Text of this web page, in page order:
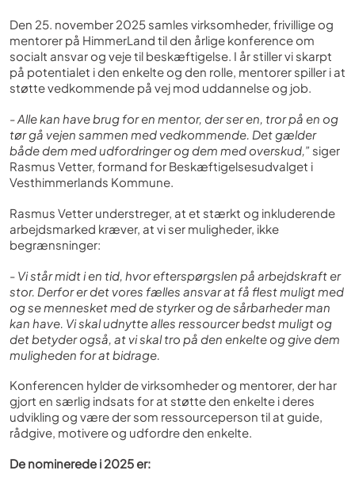
Den 25. november 2025 samles virksomheder, frivillige og
mentorer på HimmerLand til den årlige konference om
socialt ansvar og veje til beskæftigelse. I år stiller vi skarpt
på potentialet i den enkelte og den rolle, mentorer spiller i at
støtte vedkommende på vej mod uddannelse og job.
-Alle kan have brug for en mentor, der ser en, tror på en og
tør gå vejen sammen med vedkommende. Det gælder
både dem med udfordringer og dem med overskud,” siger
Rasmus Vetter, formand for Beskæftigelsesudvalget i
Vesthimmerlands Kommune.
Rasmus Vetter understreger, at et stærkt og inkluderende
arbejdsmarked kræver, at vi ser muligheder, ikke
begrænsninger:
- Vi står midt i en tid, hvor efterspørgslen på arbejdskraft er
stor. Derfor er det vores fælles ansvar at få flest muligt med
og se mennesket med de styrker og de sårbarheder man
kan have. Vi skal udnytte alles ressourcer bedst muligt og
det betyder også, at vi skal tro på den enkelte og give dem
muligheden for at bidrage.
Konferencen hylder de virksomheder og mentorer, der har
gjort en særlig indsats for at støtte den enkelte i deres
udvikling og være der som ressourceperson til at guide,
rådgive, motivere og udfordre den enkelte.
De nominerede i 2025 er: